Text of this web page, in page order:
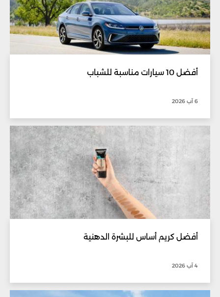
أفضل 10 سيارات مناسبة للشباب
6 آب 2026
أفضل كريم أساس للبشرة الدهنية
4 آب 2026